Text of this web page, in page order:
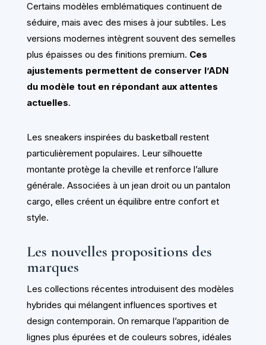
Certains modèles emblématiques continuent de
séduire, mais avec des mises à jour subtiles. Les
versions modernes intègrent souvent des semelles
plus épaisses ou des finitions premium. Ces
ajustements permettent de conserver l’ADN
du modèle tout en répondant aux attentes
actuelles.
Les sneakers inspirées du basketball restent
particulièrement populaires. Leur silhouette
montante protège la cheville et renforce l’allure
générale. Associées à un jean droit ou un pantalon
cargo, elles créent un équilibre entre confort et
style.
Les nouvelles propositions des
marques
Les collections récentes introduisent des modèles
hybrides qui mélangent influences sportives et
design contemporain. On remarque l’apparition de
lignes plus épurées et de couleurs sobres, idéales